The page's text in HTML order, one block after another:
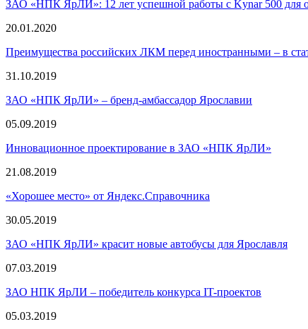
ЗАО «НПК ЯрЛИ»: 12 лет успешной работы с Kynar 500 для
20.01.2020
Преимущества российских ЛКМ перед иностранными – в
31.10.2019
ЗАО «НПК ЯрЛИ» – бренд-амбассадор Ярославии
05.09.2019
Инновационное проектирование в ЗАО «НПК ЯрЛИ»
21.08.2019
«Хорошее место» от Яндекс.Справочника
30.05.2019
ЗАО «НПК ЯрЛИ» красит новые автобусы для Ярославля
07.03.2019
ЗАО НПК ЯрЛИ – победитель конкурса IT-проектов
05.03.2019